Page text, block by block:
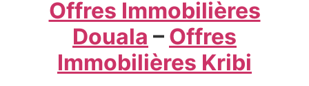
Offres Immobilières
Douala – Offres
Immobilières Kribi